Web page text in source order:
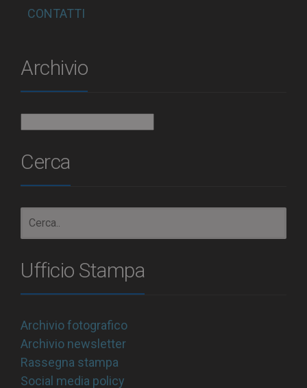
CONTATTI
Archivio
Cerca
Ufficio Stampa
Archivio fotografico
Archivio newsletter
Rassegna stampa
Social media policy